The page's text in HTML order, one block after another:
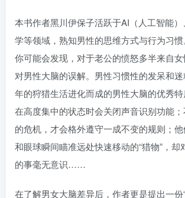
本书作者黑川伊保子活跃于AI（人工智能
学等领域，熟知男性的思维方式与行为习
你可能会发现，对于老公的愤怒多半来自
对男性大脑的误解。男性习惯性的发呆和
年的狩猎生活进化而成的男性大脑的优秀
在高度集中的状态时会关闭声音识别功能
的危机，才会格外遵守一成不变的规则；
和眼球瞬间瞄准远处快速移动的“猎物”，却
的事毫无意识……
在了解男女大脑差异后，作者更是提出一份